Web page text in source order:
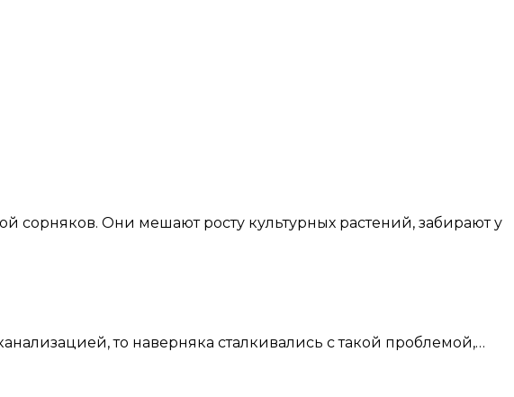
то наверняка сталкивались с такой проблемой,…